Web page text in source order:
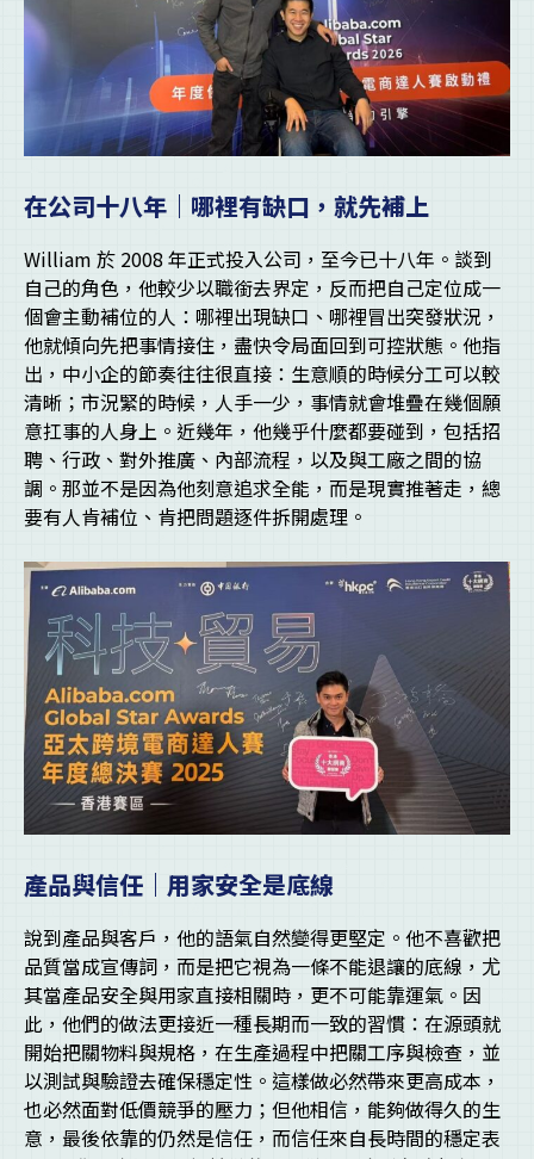
在公司十八年｜哪裡有缺口，就先補上
William 於 2008 年正式投入公司，至今已十八年。談到
自己的角色，他較少以職銜去界定，反而把自己定位成一
個會主動補位的人：哪裡出現缺口、哪裡冒出突發狀況，
他就傾向先把事情接住，盡快令局面回到可控狀態。他指
出，中小企的節奏往往很直接：生意順的時候分工可以較
清晰；市況緊的時候，人手一少，事情就會堆疊在幾個願
意扛事的人身上。近幾年，他幾乎什麼都要碰到，包括招
聘、行政、對外推廣、內部流程，以及與工廠之間的協
調。那並不是因為他刻意追求全能，而是現實推著走，總
要有人肯補位、肯把問題逐件拆開處理。
產品與信任｜用家安全是底線
說到產品與客戶，他的語氣自然變得更堅定。他不喜歡把
品質當成宣傳詞，而是把它視為一條不能退讓的底線，尤
其當產品安全與用家直接相關時，更不可能靠運氣。因
此，他們的做法更接近一種長期而一致的習慣：在源頭就
開始把關物料與規格，在生產過程中把關工序與檢查，並
以測試與驗證去確保穩定性。這樣做必然帶來更高成本，
也必然面對低價競爭的壓力；但他相信，能夠做得久的生
意，最後依靠的仍然是信任，而信任來自長時間的穩定表